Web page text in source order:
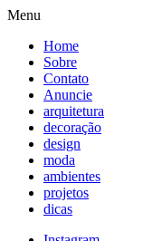
Menu
Home
Sobre
Contato
Anuncie
arquitetura
decoração
design
moda
ambientes
projetos
dicas